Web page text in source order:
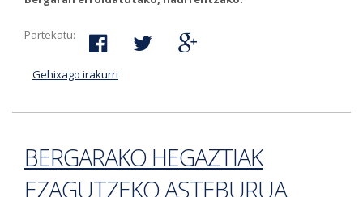
Partekatu:
Gehixago irakurri
BERGARAKO HEGAZTIAK
EZAGUTZEKO ASTEBURUA